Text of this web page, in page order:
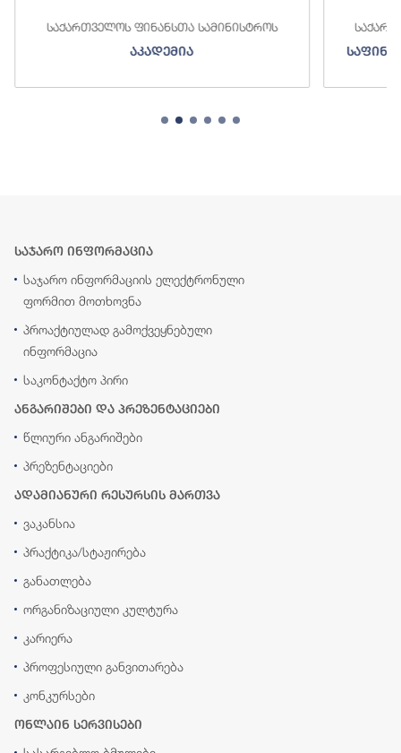
საქართველოს ფინანსთა სამინისტროს
აკადემია
საჯარო ინფორმაცია
საჯარო ინფორმაციის ელექტრონული
ფორმით მოთხოვნა
პროაქტიულად გამოქვეყნებული
ინფორმაცია
საკონტაქტო პირი
ანგარიშები და პრეზენტაციები
წლიური ანგარიშები
პრეზენტაციები
ადამიანური რესურსის მართვა
ვაკანსია
პრაქტიკა/სტაჟირება
განათლება
ორგანიზაციული კულტურა
კარიერა
პროფესიული განვითარება
კონკურსები
ონლაინ სერვისები